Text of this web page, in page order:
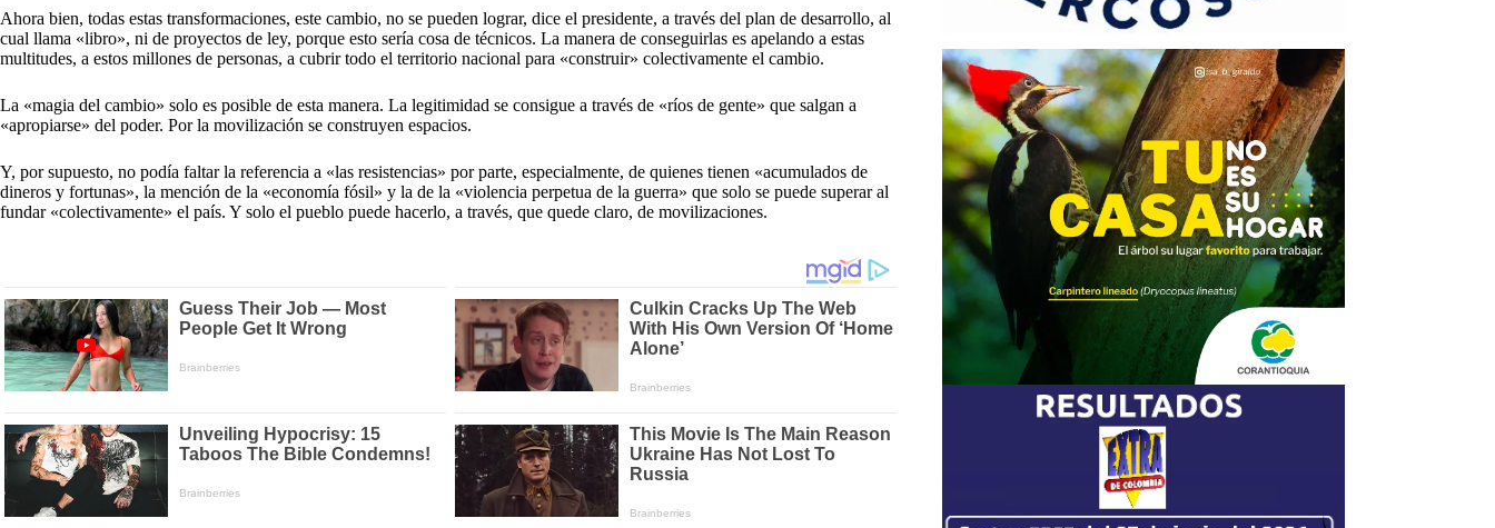
Ahora bien, todas estas transformaciones, este cambio, no se pueden lograr, dice el presidente, a través del plan de desarrollo, al
cual llama «libro», ni de proyectos de ley, porque esto sería cosa de técnicos. La manera de conseguirlas es apelando a estas
multitudes, a estos millones de personas, a cubrir todo el territorio nacional para «construir» colectivamente el cambio.
La «magia del cambio» solo es posible de esta manera. La legitimidad se consigue a través de «ríos de gente» que salgan a
«apropiarse» del poder. Por la movilización se construyen espacios.
Y, por supuesto, no podía faltar la referencia a «las resistencias» por parte, especialmente, de quienes tienen «acumulados de
dineros y fortunas», la mención de la «economía fósil» y la de la «violencia perpetua de la guerra» que solo se puede superar al
fundar «colectivamente» el país. Y solo el pueblo puede hacerlo, a través, que quede claro, de movilizaciones.